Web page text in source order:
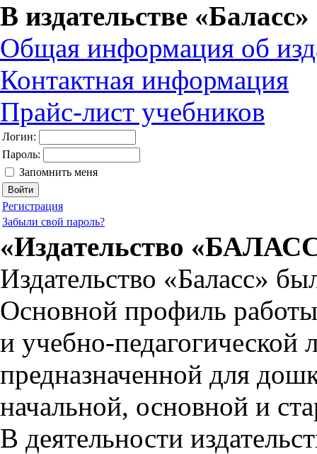
В издательстве «Баласс»
Общая информация об
Контактная информация
Прайс-лист учебников
Логин:
Пароль:
Запомнить меня
Регистрация
Забыли свой пароль?
«Издательство
Издательство «Баласс»
Основной профиль
и учебно-педагогической
предназначенной для
начальной, основной и
В деятельности